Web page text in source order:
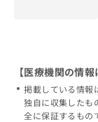
【医療機関の情報
掲載している情報
独自に収集したも
全に保証するもの